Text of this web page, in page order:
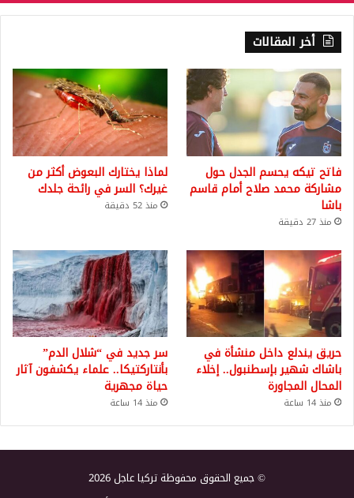
أخر المقالات
فاتح تيكه يحسم الجدل حول
مشاركة محمد صلاح أمام قاسم
باشا
منذ 27 دقيقة
لماذا يختارك البعوض أكثر من
غيرك؟ السر في رائحة جلدك
منذ 52 دقيقة
حريق يندلع داخل منشأة في
باشاك شهير بإسطنبول.. إخلاء
المحال المجاورة
منذ 14 ساعة
سر جديد في “شلال الدم”
بأنتاركتيكا.. علماء يكشفون آثار
حياة مجهرية
منذ 14 ساعة
© جميع الحقوق محفوظة تركيا عاجل 2026